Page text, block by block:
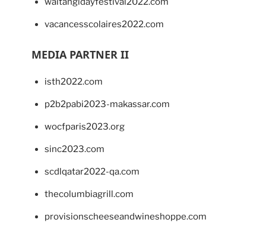
vacancesscolaires2022.com
MEDIA PARTNER II
isth2022.com
p2b2pabi2023-makassar.com
wocfparis2023.org
sinc2023.com
scdlqatar2022-qa.com
thecolumbiagrill.com
provisionscheeseandwineshoppe.com